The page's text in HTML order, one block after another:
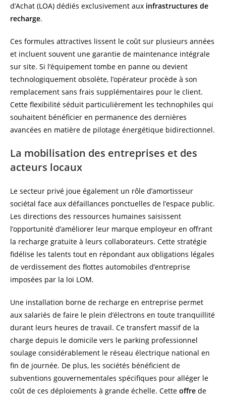
d’Achat (LOA) dédiés exclusivement aux infrastructures de
recharge.
Ces formules attractives lissent le coût sur plusieurs années
et incluent souvent une garantie de maintenance intégrale
sur site. Si l’équipement tombe en panne ou devient
technologiquement obsolète, l’opérateur procède à son
remplacement sans frais supplémentaires pour le client.
Cette flexibilité séduit particulièrement les technophiles qui
souhaitent bénéficier en permanence des dernières
avancées en matière de pilotage énergétique bidirectionnel.
La mobilisation des entreprises et des
acteurs locaux
Le secteur privé joue également un rôle d’amortisseur
sociétal face aux défaillances ponctuelles de l’espace public.
Les directions des ressources humaines saisissent
l’opportunité d’améliorer leur marque employeur en offrant
la recharge gratuite à leurs collaborateurs. Cette stratégie
fidélise les talents tout en répondant aux obligations légales
de verdissement des flottes automobiles d’entreprise
imposées par la loi LOM.
Une installation borne de recharge en entreprise permet
aux salariés de faire le plein d’électrons en toute tranquillité
durant leurs heures de travail. Ce transfert massif de la
charge depuis le domicile vers le parking professionnel
soulage considérablement le réseau électrique national en
fin de journée. De plus, les sociétés bénéficient de
subventions gouvernementales spécifiques pour alléger le
coût de ces déploiements à grande échelle. Cette offre de